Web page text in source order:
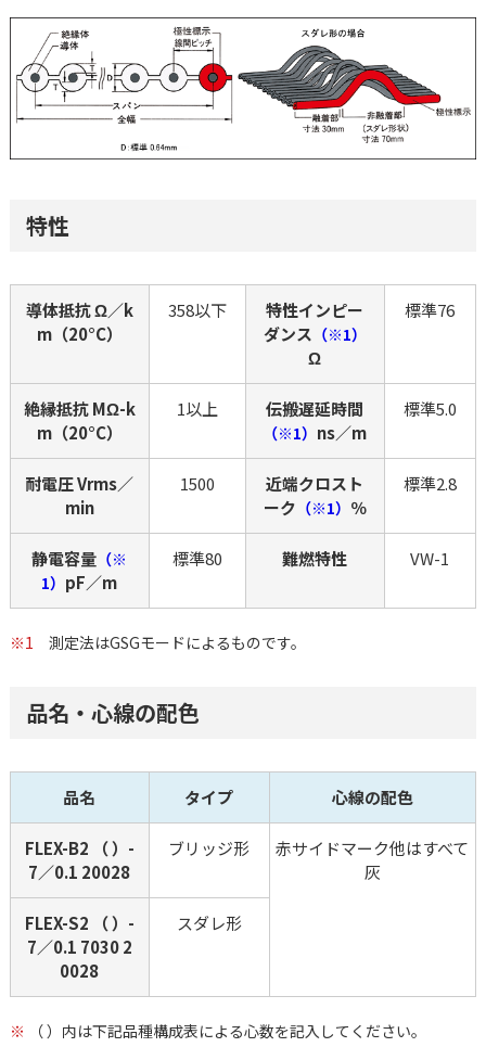
特性
導体抵抗 Ω／k
m（20°C）
358以下
特性インピー
ダンス （※1）
Ω
標準76
絶縁抵抗 MΩ-k
m（20°C）
1以上 伝搬遅延時間
（※1） ns／m
標準5.0
耐電圧 Vrms／
min
1500
近端クロスト
ーク （※1） ％
標準2.8
静電容量 （※
1） pF／m
標準80 難燃特性 VW-1
※1 測定法はGSGモードによるものです。
品名・心線の配色
品名 タイプ 心線の配色
FLEX-B2 （ ）-
7／0.1 20028
ブリッジ形
赤サイドマーク他はすべて
灰
FLEX-S2 （ ）-
7／0.1 7030 2
0028
スダレ形
※ （ ）内は下記品種構成表による心数を記入してください。